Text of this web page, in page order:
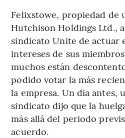
Felixstowe, propiedad de
Hutchison Holdings Ltd.,
sindicato Unite de actuar
intereses de sus
muchos están
podido votar la más
la empresa. Un día antes,
sindicato dijo que la
más allá del periodo
acuerdo.